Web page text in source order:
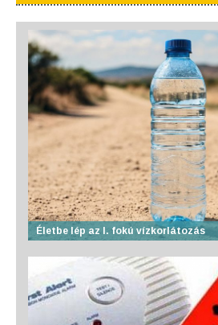
Életbe lép az I. fokú vízkorlátozás